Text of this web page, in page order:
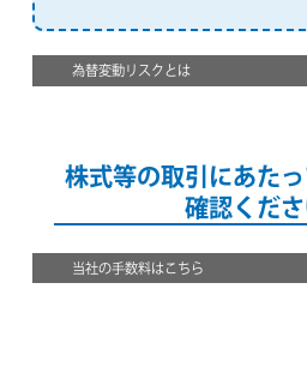
為替変動リスクとは
株式等の取引にあた
確認くださ
当社の手数料はこちら